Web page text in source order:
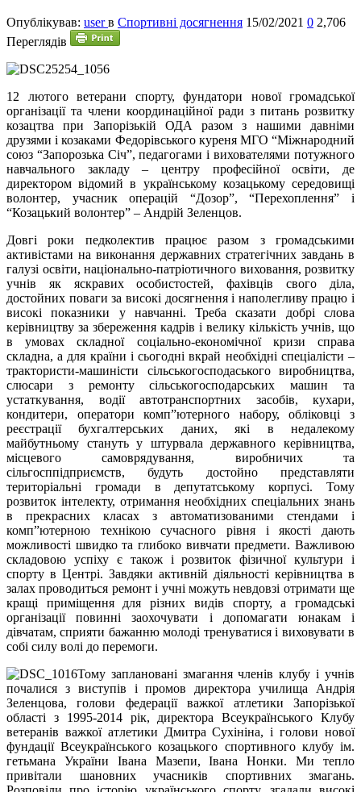
Опублікував: userв Спортивні досягнення 15/02/2021 0 2,706
Переглядів
12 лютого ветерани спорту, фундатори нової громадської
організації та члени координаційної ради з питань розвитку
козацтва при Запорізькій ОДА разом з нашими давніми
друзями і козаками Федорівського куреня МГО “Міжнародний
союз “Запорозька Січ”, педагогами і вихователями потужного
навчального закладу – центру професійної освіти, де
директором відомий в українському козацькому середовищі
волонтер, учасник операцій “Дозор”, “Перехоплення” і
“Козацький волонтер” – Андрій Зеленцов.
Довгі роки педколектив працює разом з громадськими
активістами на виконання державних стратегічних завдань в
галузі освіти, національно-патріотичного виховання, розвитку
учнів як яскравих особистостей, фахівців свого діла,
достойних поваги за високі досягнення і наполегливу працю і
високі показники у навчанні. Треба сказати добрі слова
керівництву за збереження кадрів і велику кількість учнів, що
в умовах складної соціально-економічної кризи справа
складна, а для країни і сьогодні вкрай необхідні спеціалісти –
трактористи-машиністи сільськогосподаського виробництва,
слюсари з ремонту сільськогосподарських машин та
устаткування, водії автотранспортних засобів, кухари,
кондитери, оператори комп”ютерного набору, обліковці з
реєстрації бухгалтерських даних, які в недалекому
майбутньому стануть у штурвала державного керівництва,
місцевого самоврядування, виробничих та
сільгосппідприємств, будуть достойно представляти
територіальні громади в депутатському корпусі. Тому
розвиток інтелекту, отримання необхідних спеціальних знань
в прекрасних класах з автоматизованими стендами і
комп”ютерною технікою сучасного рівня і якості дають
можливості швидко та глибоко вивчати предмети. Важливою
складовою успіху є також і розвиток фізичної культури і
спорту в Центрі. Завдяки активній діяльності керівництва в
залах проводиться ремонт і учні можуть невдовзі отримати ще
кращі приміщення для різних видів спорту, а громадські
організації повинні заохочувати і допомагати юнакам і
дівчатам, сприяти бажанню молоді тренуватися і виховувати в
собі силу волі до перемоги.
Тому заплановані змагання членів клубу і учнів
почалися з виступів і промов директора училища Андрія
Зеленцова, голови федерації важкої атлетики Запорізької
області з 1995-2014 рік, директора Всеукраїнського Клубу
ветеранів важкої атлетики Дмитра Сухініна, і голови нової
фундації Всеукраїнського козацького спортивного клубу ім.
гетьмана України Івана Мазепи, Івана Нонки. Ми тепло
привітали шановних учасників спортивних змагань.